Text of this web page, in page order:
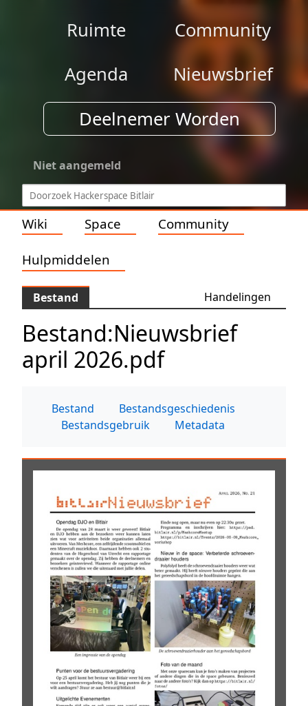
Ruimte
Community
Agenda
Nieuwsbrief
Deelnemer Worden
Niet aangemeld
Wiki Space Community
Hulpmiddelen
Bestand Handelingen
Bestand:Nieuwsbrief
april 2026.pdf
Bestand
Bestandsgeschiedenis
Bestandsgebruik
Metadata